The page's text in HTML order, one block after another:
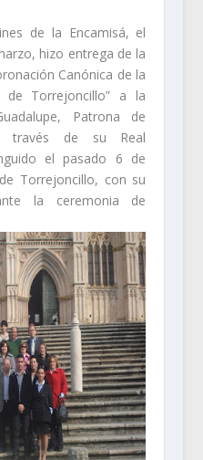
de la Encamisá, el
hizo entrega de la
Canónica de la
de Torrejoncillo” a la
Patrona de
través de su Real
el pasado 6 de
Torrejoncillo, con su
la ceremonia de